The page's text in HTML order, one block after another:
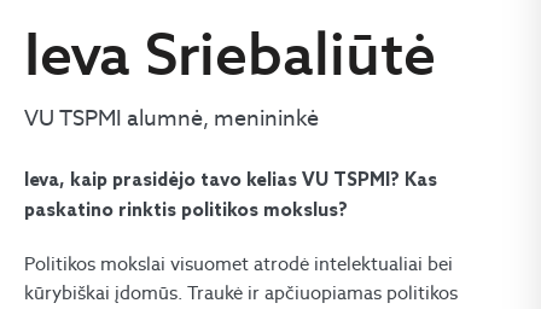
Ieva Sriebaliūtė
VU TSPMI alumnė, menininkė
Ieva, kaip prasidėjo tavo kelias VU TSPMI? Kas
paskatino rinktis politikos mokslus?
Politikos mokslai visuomet atrodė intelektualiai bei
kūrybiškai įdomūs. Traukė ir apčiuopiamas politikos